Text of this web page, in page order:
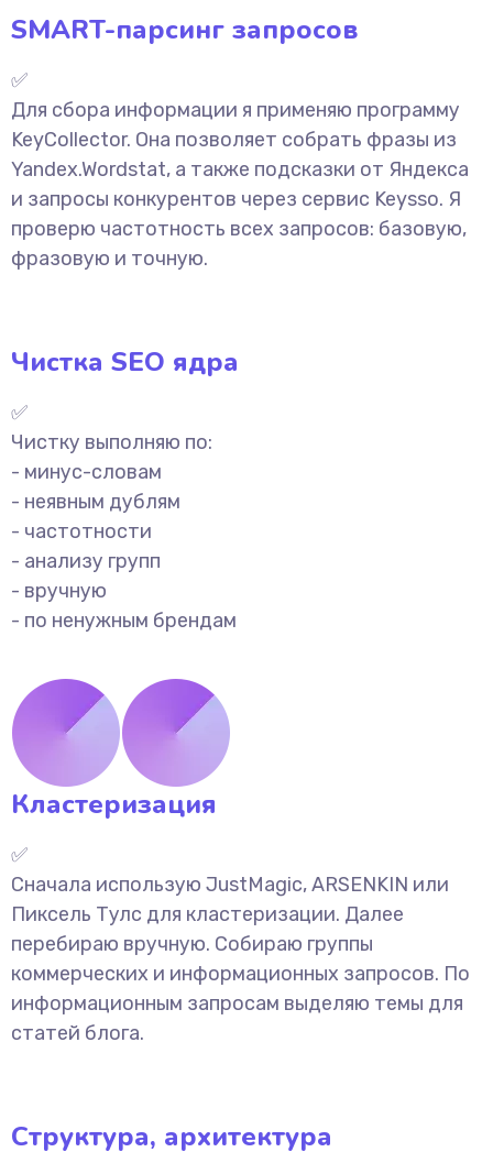
SMART-парсинг запросов
✅
Для сбора информации я применяю программу
KeyCollector. Она позволяет собрать фразы из
Yandex.Wordstat, а также подсказки от Яндекса
и запросы конкурентов через сервис Keysso. Я
проверю частотность всех запросов: базовую,
фразовую и точную.
Чистка SEO ядра
✅
Чистку выполняю по:
- минус-словам
- неявным дублям
- частотности
- анализу групп
- вручную
- по ненужным брендам
Кластеризация
✅
Сначала использую JustMagic, ARSENKIN или
Пиксель Тулс для кластеризации. Далее
перебираю вручную. Собираю группы
коммерческих и информационных запросов. По
информационным запросам выделяю темы для
статей блога.
Структура, архитектура